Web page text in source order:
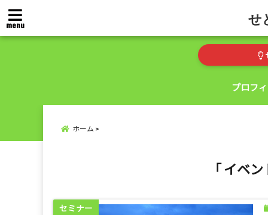
menu せ
プロフ
ホーム
「 イベ
セミナー